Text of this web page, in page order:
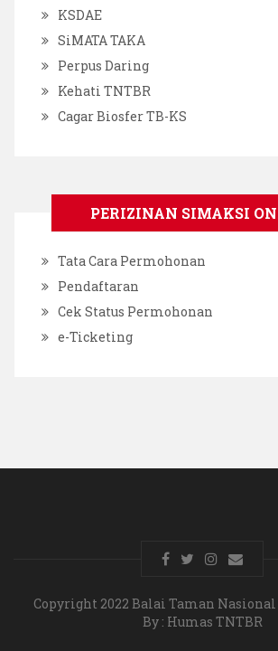
KSDAE
SiMATA TAKA
Perpus Daring
Kehati TNTBR
Cagar Biosfer TB-KS
PERIZINAN SIMAKSI
Tata Cara Permohonan
Pendaftaran
Cek Status Permohonan
e-Ticketing
Copyright 2022 Balai Taman
By : Humas TNTBR